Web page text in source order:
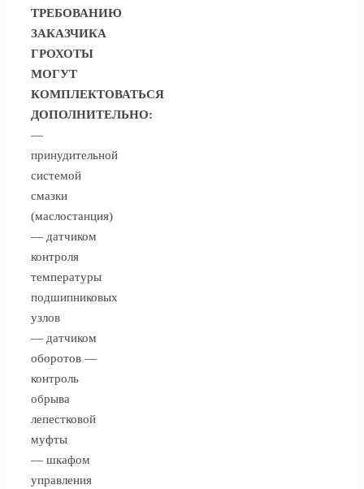
ТРЕБОВАНИЮ
ЗАКАЗЧИКА
ГРОХОТЫ
МОГУТ
КОМПЛЕКТОВАТЬСЯ
ДОПОЛНИТЕЛЬНО:
—
принудительной
системой
смазки
(маслостанция)
— датчиком
контроля
температуры
подшипниковых
узлов
— датчиком
оборотов —
контроль
обрыва
лепестковой
муфты
— шкафом
управления